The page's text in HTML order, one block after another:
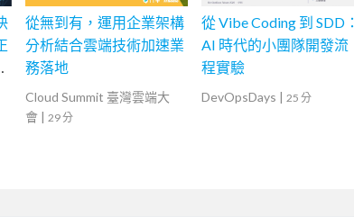
從無到有，運用企業架構
分析結合雲端技術加速業
務落地
Cloud Summit 臺灣雲端大
會 | 29 分
從 Vibe Coding 到 SDD：
AI 時代的小團隊開發流
程實驗
DevOpsDays | 25 分